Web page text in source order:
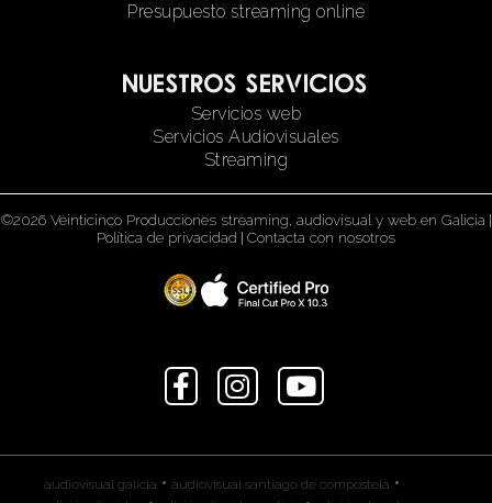
Presupuesto streaming online
Nuestros servicios
Servicios web
Servicios Audiovisuales
Streaming
©2026 Veinticinco Producciones streaming, audiovisual y web en Galicia |
Política de privacidad | Contacta con nosotros
audiovisual galicia • audiovisual santiago de compostela •